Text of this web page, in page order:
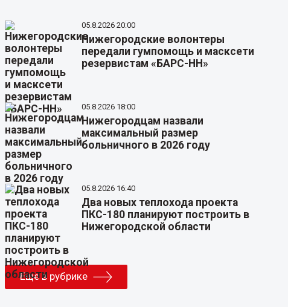
05.8.2026 20:00
Нижегородские волонтеры
передали гумпомощь и масксети
резервистам «БАРС-НН»
05.8.2026 18:00
Нижегородцам назвали
максимальный размер
больничного в 2026 году
05.8.2026 16:40
Два новых теплохода проекта
ПКС-180 планируют построить в
Нижегородской области
Еще в рубрике